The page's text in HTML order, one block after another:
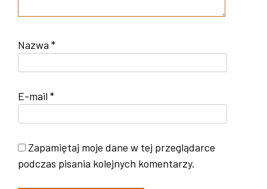
Nazwa *
E-mail *
Zapamiętaj moje dane w tej przeglądarce
podczas pisania kolejnych komentarzy.